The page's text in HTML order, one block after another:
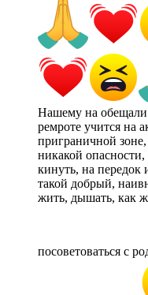
Нашему на обещали
ремроте учится на
приграничной
никакой
кинуть, на
такой добрый,
жить, дышать, как
посоветоваться с